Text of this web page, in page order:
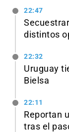
22:47
distintos
22:32
Uruguay
Bielsa
22:11
Reportan
tras el